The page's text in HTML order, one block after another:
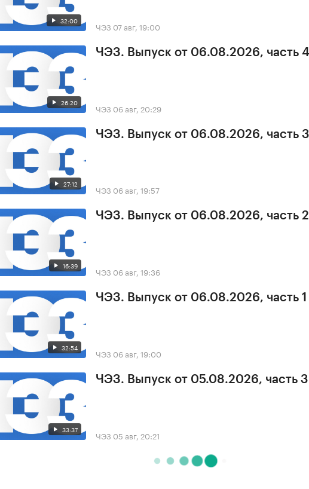
32:00 ЧЭЗ 07 авг, 19:00
26:20
ЧЭЗ. Выпуск от 06.08.2026, часть 4
ЧЭЗ 06 авг, 20:29
27:12
ЧЭЗ. Выпуск от 06.08.2026, часть 3
ЧЭЗ 06 авг, 19:57
16:39
ЧЭЗ. Выпуск от 06.08.2026, часть 2
ЧЭЗ 06 авг, 19:36
32:54
ЧЭЗ. Выпуск от 06.08.2026, часть 1
ЧЭЗ 06 авг, 19:00
33:37
ЧЭЗ. Выпуск от 05.08.2026, часть 3
ЧЭЗ 05 авг, 20:21